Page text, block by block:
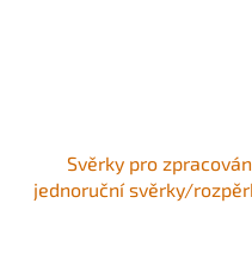
Svěrky pro
jednoruční svěrky/
ocel, dřevěné svěrky